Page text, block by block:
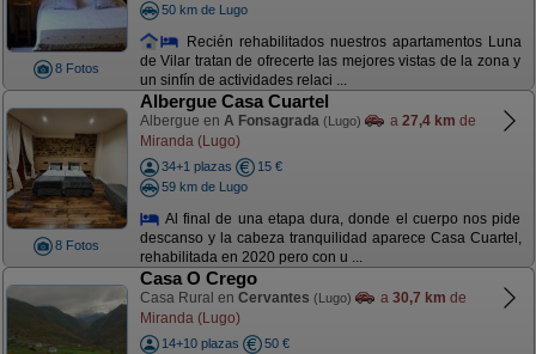
8 Fotos
50 km de Lugo
Recién rehabilitados nuestros apartamentos Luna
de Vilar tratan de ofrecerte las mejores vistas de la zona y
un sinfín de actividades relaci ...
8 Fotos
Albergue Casa Cuartel
Albergue en A Fonsagrada (Lugo) a 27,4 km de
Miranda (Lugo)
34+1 plazas
15 €
59 km de Lugo
Al final de una etapa dura, donde el cuerpo nos pide
descanso y la cabeza tranquilidad aparece Casa Cuartel,
rehabilitada en 2020 pero con u ...
Casa O Crego
Casa Rural en Cervantes (Lugo) a 30,7 km de
Miranda (Lugo)
14+10 plazas
50 €